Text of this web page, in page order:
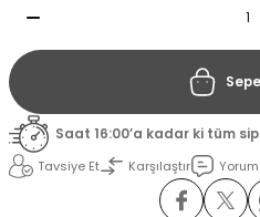
Saat 16:00’a kadar ki tüm
Tavsiye Et
Karşılaştır